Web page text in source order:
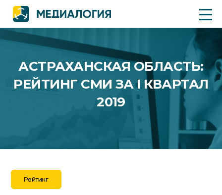
АСТРАХАНСКАЯ ОБЛАСТЬ:
РЕЙТИНГ СМИ ЗА I КВАРТАЛ
2019
Рейтинг